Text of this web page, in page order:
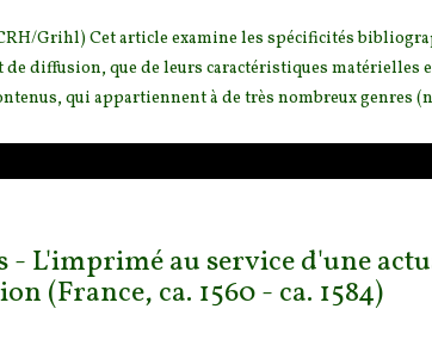
Grihl) Cet article examine les spécificités
diffusion, que de leurs caractéristiques matérielles
qui appartiennent à de très nombreux genres
L'imprimé au service d'une
(France, ca. 1560 - ca. 1584)